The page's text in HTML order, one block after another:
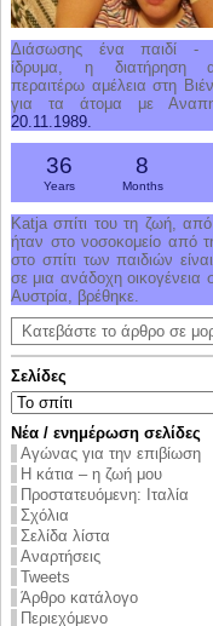
Διάσωσης ένα παιδί -
ίδρυμα, η διατήρηση
περαιτέρω αμέλεια στη
για τα άτομα με
20.11.1989.
36
Years
8
Months
Katja σπίτι του τη ζωή,
ήταν στο νοσοκομείο από
στο σπίτι των παιδιών
σε μια ανάδοχη οικογένεια
Αυστρία, βρέθηκε.
Κατεβάστε το άρθρο σε
Σελίδες
Νέα / ενημέρωση σελίδες
Αγώνας για την επιβίωση
Η κάτια – η ζωή μου
Προστατευόμενη: Ιταλία
Σχόλια
Σελίδα λίστα
Αναρτήσεις
Tweets
Άρθρο κατάλογο
Περιεχόμενο